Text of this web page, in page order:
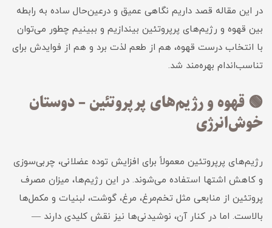
در این مقاله قصد داریم نگاهی عمیق و درعین‌حال ساده به رابطه
بین قهوه و رژیم‌های پرپروتئین بیندازیم و ببینیم چطور می‌توان
با انتخاب درست قهوه، هم از طعم لذت برد و هم از فوایدش برای
تناسب‌اندام بهره‌مند شد.
🟢 قهوه و رژیم‌های پرپروتئین – دوستان
خوش‌انرژی
رژیم‌های پرپروتئین معمولاً برای افزایش توده عضلانی، چربی‌سوزی
و کاهش اشتها استفاده می‌شوند. در این رژیم‌ها، میزان مصرف
پروتئین از منابعی مثل تخم‌مرغ، مرغ، گوشت، لبنیات و مکمل‌ها
بالاست. اما در کنار آن، نوشیدنی‌ها نیز نقش کلیدی دارند —